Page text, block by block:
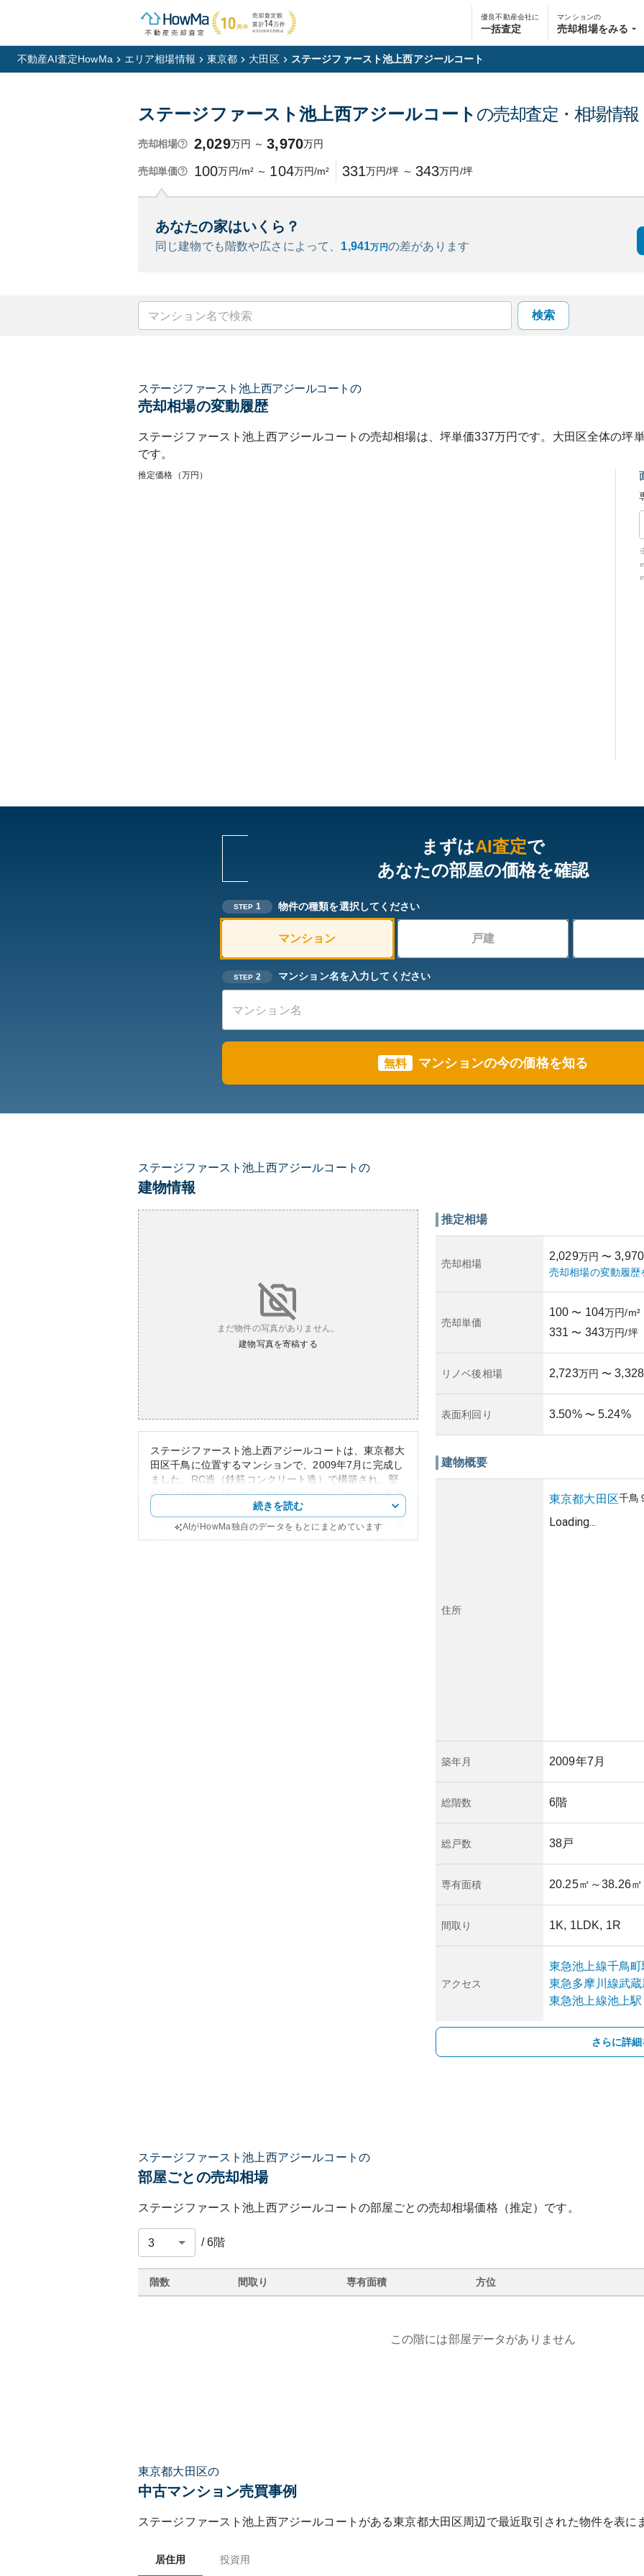
優良不動産会社に
一括査定
マンションの
売却相場をみる
不動産AI査定HowMa エリア相場情報 東京都 大田区 ステージファースト池上西アジールコート
ステージファースト池上西アジールコート の売却査定・相場情報
売却相場 2,029万円 ～ 3,970万円
売却単価 100万円/m² ～ 104万円/m² 331万円/坪 ～ 343万円/坪
あなたの家はいくら？
同じ建物でも階数や広さによって、 1,941万円の差があります
検索
ステージファースト池上西アジールコート の
売却相場の変動履歴
ステージファースト池上西アジールコート の売却相場は、坪単価337万円です。 大田区全体の坪
です。
推定価格（万円）
まずはAI査定で
あなたの部屋の価格を確認
STEP 1 物件の種類を選択してください
マンション 戸建
STEP 2 マンション名を入力してください
無料 マンションの今の価格を知る
ステージファースト池上西アジールコートの
建物情報
まだ物件の写真がありません。
建物写真を寄稿する
ステージファースト池上西アジールコートは、東京都大
田区千鳥に位置するマンションで、2009年7月に完成し
ました。RC造（鉄筋コンクリート造）で構築され、堅
牢性と静音性に優れています。このマンションは、多数
の駅が利用可能な便利な立地にあり、特に「池上」駅か
ら徒歩圏内に位置しています。周辺環境は、住宅地であ
続きを読む
AIがHowMa独自のデータをもとにまとめています
推定相場
売却相場
2,029万円 〜 3,970
売却相場の変動履歴
売却単価
100 〜 104万円/m²
331 〜 343万円/坪
リノベ後相場 2,723万円 〜 3,328
表面利回り 3.50% 〜 5.24%
建物概要
住所
東京都大田区千鳥
Loading...
築年月 2009年7月
総階数 6階
総戸数 38戸
専有面積 20.25㎡ ～38.26㎡
間取り 1K, 1LDK, 1R
アクセス
東急池上線千鳥町
東急多摩川線武
東急池上線池上駅
さらに詳
ステージファースト池上西アジールコートの
部屋ごとの売却相場
ステージファースト池上西アジールコート の部屋ごとの売却相場価格（推定）です。
/6階
階数 間取り 専有面積 方位
この階には部屋データがありません
東京都大田区の
中古マンション売買事例
ステージファースト池上西アジールコート がある東京都大田区周辺で最近取引された物件を表に
居住用 投資用